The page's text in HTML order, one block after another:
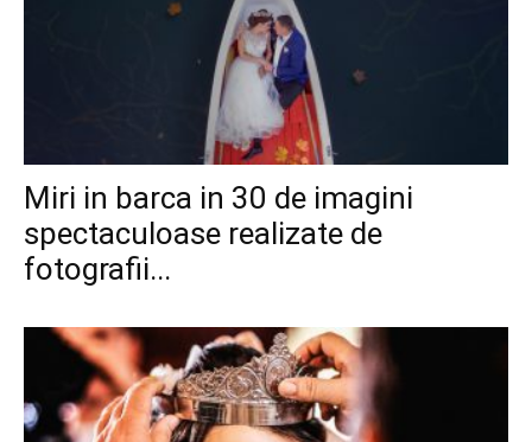
Miri in barca in 30 de imagini
spectaculoase realizate de
fotografii...